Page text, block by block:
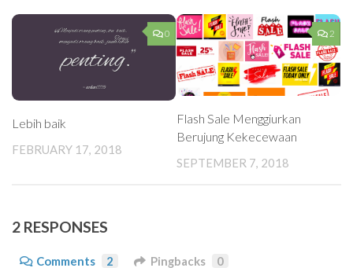
0
Lebih baik
FEBRUARY 17, 2018
2
Flash Sale Menggiurkan
Berujung Kekecewaan
SEPTEMBER 7, 2018
2 RESPONSES
Comments 2 Pingbacks 0